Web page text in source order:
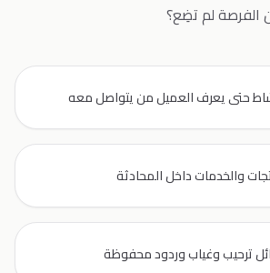
الفرصة لم تضِع؟
حتى يعرف العميل من يتواصل معه
والخدمات داخل المحادثة
ترحيب وغياب وردود محفوظة